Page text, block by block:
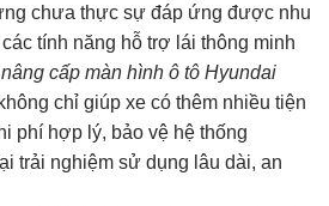
chưa thực sự đáp ứng được nhu
tính năng hỗ trợ lái thông minh
nâng cấp màn hình ô tô Hyundai
không chỉ giúp xe có thêm nhiều tiện
phí hợp lý, bảo vệ hệ thống
trải nghiệm sử dụng lâu dài, an